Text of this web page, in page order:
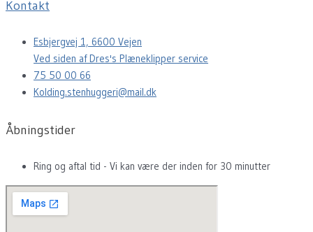
Kontakt
Esbjergvej 1, 6600 Vejen
Ved siden af Dres's Plæneklipper service
75 50 00 66
Kolding.stenhuggeri@mail.dk
Åbningstider
Ring og aftal tid - Vi kan være der inden for 30 minutter